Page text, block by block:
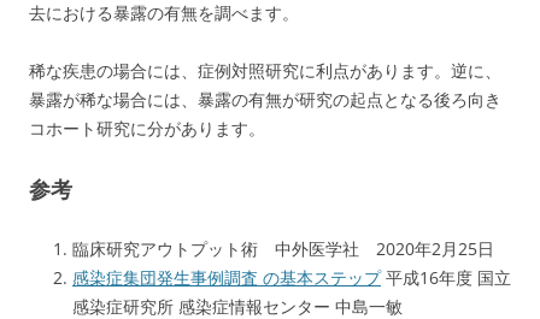
去における暴露の有無を調べます。
稀な疾患の場合には、症例対照研究に利点があります。逆に、
暴露が稀な場合には、暴露の有無が研究の起点となる後ろ向き
コホート研究に分があります。
参考
臨床研究アウトプット術 中外医学社 2020年2月25日
感染症集団発生事例調査 の基本ステップ平成16年度 国立
感染症研究所 感染症情報センター 中島一敏